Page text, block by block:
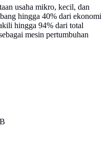
usaha mikro, kecil, dan
hingga 40% dari ekonomi
hingga 94% dari total
mesin pertumbuhan